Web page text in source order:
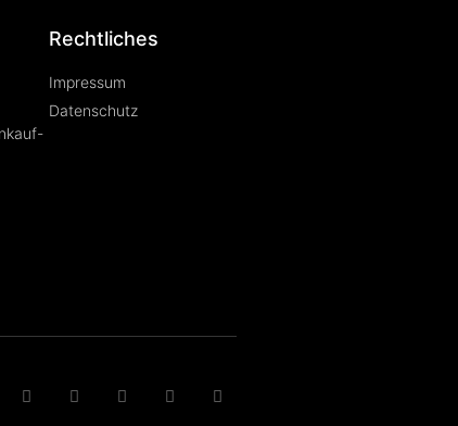
Rechtliches
Impressum
Datenschutz